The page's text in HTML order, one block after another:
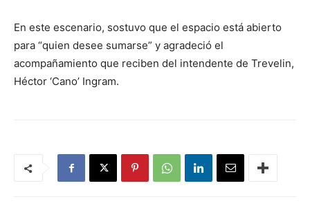
En este escenario, sostuvo que el espacio está abierto
para “quien desee sumarse” y agradeció el
acompañamiento que reciben del intendente de Trevelin,
Héctor ‘Cano’ Ingram.